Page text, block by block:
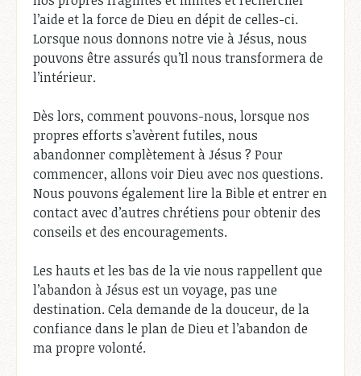
l’aide et la force de Dieu en dépit de celles-ci.
Lorsque nous donnons notre vie à Jésus, nous
pouvons être assurés qu’Il nous transformera de
l’intérieur.
Dès lors, comment pouvons-nous, lorsque nos
propres efforts s’avèrent futiles, nous
abandonner complètement à Jésus ? Pour
commencer, allons voir Dieu avec nos questions.
Nous pouvons également lire la Bible et entrer en
contact avec d’autres chrétiens pour obtenir des
conseils et des encouragements.
Les hauts et les bas de la vie nous rappellent que
l’abandon à Jésus est un voyage, pas une
destination. Cela demande de la douceur, de la
confiance dans le plan de Dieu et l’abandon de
ma propre volonté.